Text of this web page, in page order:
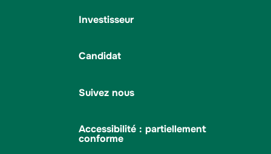
Investisseur
Candidat
Suivez nous
Accessibilité : partiellement
conforme